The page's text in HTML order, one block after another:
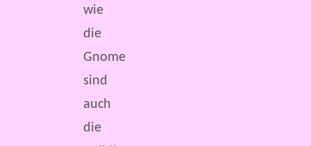
wie
die
Gnome
sind
auch
die